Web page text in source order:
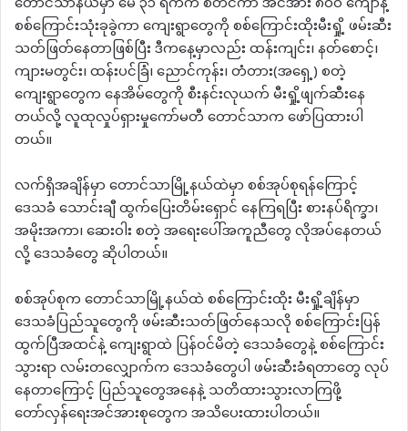
စစ်ကြောင်းသုံးခုခွဲကာ ကျေးရွာတွေကို စစ်ကြောင်းထိုးမီးရှို့ ဖမ်းဆီး
သတ်ဖြတ်နေတာဖြစ်ပြီး ဒီကနေ့မှာလည်း ထန်းကျင်း၊ နတ်စောင့်၊
ကျားမတွင်း၊ ထန်းပင်ခြံ၊ ညောင်ကုန်း၊ တံတား(အရှေ့) စတဲ့
ကျေးရွာတွေက နေအိမ်တွေကို စီးနင်းလုယက် မီးရှို့ဖျက်ဆီးနေ
တယ်လို့ လူထုလှုပ်ရှားမှုကော်မတီ တောင်သာက ဖော်ပြထားပါ
တယ်။
လက်ရှိအချိန်မှာ တောင်သာမြို့နယ်ထဲမှာ စစ်အုပ်စုရန်ကြောင့်
ဒေသခံ သောင်းချီ ထွက်ပြေးတိမ်းရှောင် နေကြရပြီး စားနပ်ရိက္ခာ၊
အမိုးအကာ၊ ဆေးဝါး စတဲ့ အရေးပေါ်အကူညီတွေ လိုအပ်နေတယ်
လို့ ဒေသခံတွေ ဆိုပါတယ်။
စစ်အုပ်စုက တောင်သာမြို့နယ်ထဲ စစ်ကြောင်းထိုး မီးရှို့ချိန်မှာ
ဒေသခံပြည်သူတွေကို ဖမ်းဆီးသတ်ဖြတ်နေသလို စစ်ကြောင်းပြန်
ထွက်ပြီအထင်နဲ့ ကျေးရွာထဲ ပြန်ဝင်မိတဲ့ ဒေသခံတွေနဲ့ စစ်ကြောင်း
သွားရာ လမ်းတလျှောက်က ဒေသခံတွေပါ ဖမ်းဆီးခံရတာတွေ လုပ်
နေတာကြောင့် ပြည်သူတွေအနေနဲ့ သတိထားသွားလာကြဖို့
တော်လှန်ရေးအင်အားစုတွေက အသိပေးထားပါတယ်။